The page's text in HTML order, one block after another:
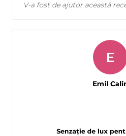
V-a fost de ajutor această
Senzație de lux
E
Emil